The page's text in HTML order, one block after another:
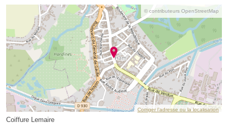
© contributeurs OpenStreetMap
Corriger l’adresse ou la localisation
Coiffure Lemaire